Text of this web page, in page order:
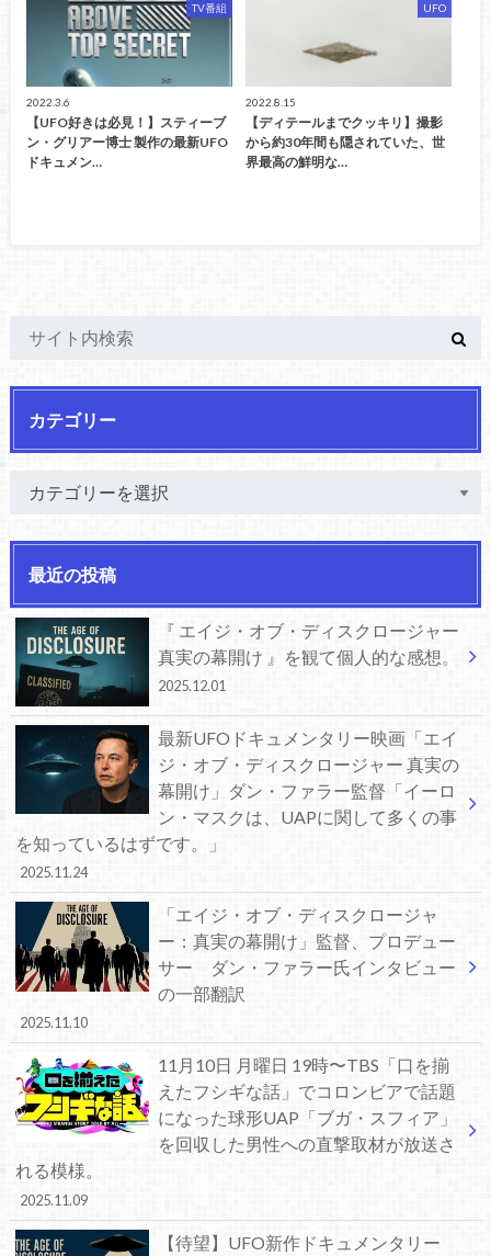
TV番組
2022.3.6
【UFO好きは必見！】スティーブ
ン・グリアー博士 製作の最新UFO
ドキュメン…
UFO
2022.8.15
【ディテールまでクッキリ】撮影
から約30年間も隠されていた、世
界最高の鮮明な…
カテゴリー
最近の投稿
『 エイジ・オブ・ディスクロージャー
真実の幕開け 』を観て個人的な感想。
2025.12.01
最新UFOドキュメンタリー映画「エイ
ジ・オブ・ディスクロージャー 真実の
幕開け」ダン・ファラー監督「イーロ
ン・マスクは、UAPに関して多くの事
を知っているはずです。」
2025.11.24
「エイジ・オブ・ディスクロージャ
ー：真実の幕開け」監督、プロデュー
サー ダン・ファラー氏インタビュー
の一部翻訳
2025.11.10
11月10日 月曜日 19時〜TBS「口を揃
えたフシギな話」でコロンビアで話題
になった球形UAP「ブガ・スフィア」
を回収した男性への直撃取材が放送さ
れる模様。
2025.11.09
【待望】UFO新作ドキュメンタリー